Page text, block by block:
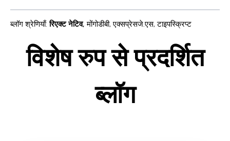
ब्लॉग श्रेणियाँ: रिएक्ट नेटिव, मोंगोडीबी,एक्सप्रेसजे.एस,टाइपस्क्रिप्ट
विशेष रुप से प्रदर्शित
ब्लॉग